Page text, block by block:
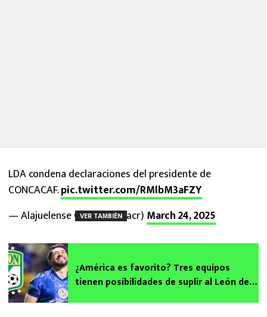
LDA condena declaraciones del presidente de
CONCACAF.pic.twitter.com/RMlbM3aFZY
— Alajuelense Oficial (@ldacr) March 24, 2025
VER TAMBIÉN
¿América es favorito? Tres equipos
tienen posibilidades de suplir al León de